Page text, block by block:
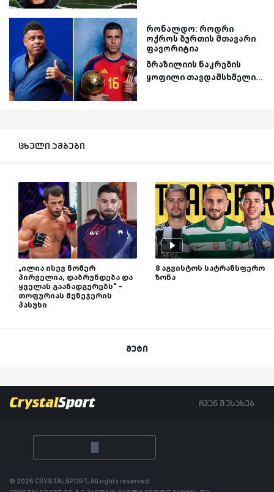
რონალდო: როდრი
ოქროს ბურთის მთავარი
ფავორიტია
ბრაზილიის ნაკრების
ყოფილი თავდამსხმელი...
ცხელი ამბები
„ილია ისევ ნომერ
პირველია, დაბრუნდება და
ყველას გაანადგურებს“ -
თოფურიას მენეჯერის
პასუხი
8 აგვისტოს სატრანსფერო
ზონა
მეტი
ჩვენ შესახებ
© 2026 CRYSTALSPORT, All rights reserved.